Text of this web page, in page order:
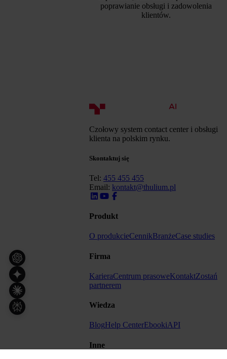
poprawianie obsługi i zadowolenia
klientów.
Czołowy system contact center i obsługi
klienta na polskim rynku.
Skontaktuj się
Tel: 455 455 455
Email: kontakt@thulium.pl
Produkt
O produkcieCennikBranżeCase studies
Firma
KarieraCentrum prasoweKontaktZostań
partnerem
Wiedza
BlogHelp CenterEbookiAPI
Inne